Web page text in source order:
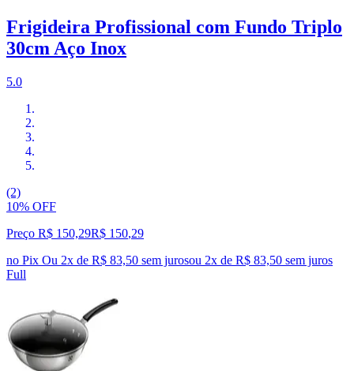
Frigideira Profissional com Fundo Triplo
30cm Aço Inox
5.0
(2)
10% OFF
Preço R$ 150,29R$ 150,29
no Pix Ou 2x de R$ 83,50 sem jurosou 2x de R$ 83,50 sem juros
Full